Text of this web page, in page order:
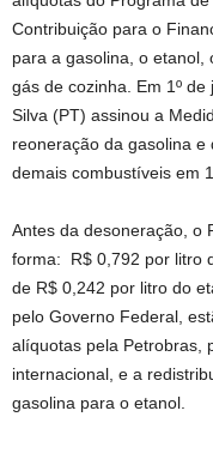
Contribuição para o
para a gasolina, o etanol,
gás de cozinha. Em 1º
Silva (PT) assinou a
reoneração da gasolina e
demais combustíveis em
Antes da desoneração, o
forma: R$ 0,792 por litro
de R$ 0,242 por litro do
pelo Governo Federal,
alíquotas pela Petrobras,
internacional, e a
gasolina para o etanol.